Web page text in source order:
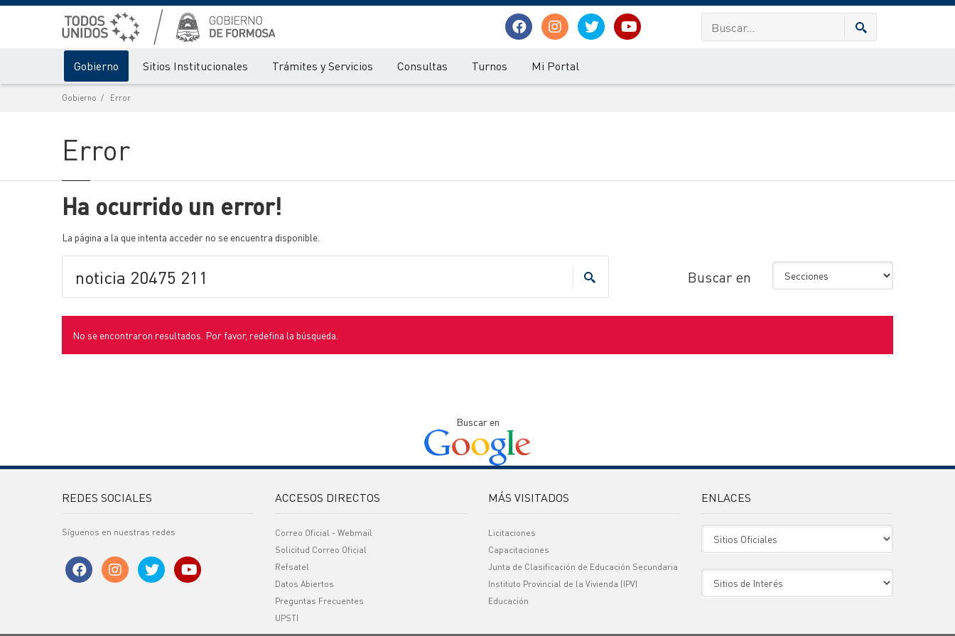
Gobierno Sitios Institucionales Trámites y Servicios Consultas Turnos Mi Portal
Gobierno Error
Error
Ha ocurrido un error!
La página a la que intenta acceder no se encuentra disponible.
Buscar en
No se encontraron resultados. Por favor, redefina la búsqueda.
Buscar en
REDES SOCIALES
Síguenos en nuestras redes
ACCESOS DIRECTOS
Correo Oficial - Webmail
Solicitud Correo Oficial
Refsatel
Datos Abiertos
Preguntas Frecuentes
UPSTI
MÁS VISITADOS
Licitaciones
Capacitaciones
Junta de Clasificación de Educación Secundaria
Instituto Provincial de la Vivienda (IPV)
Educación
ENLACES